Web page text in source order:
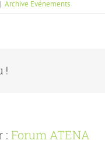
| Archive Evénements
!
: Forum ATENA